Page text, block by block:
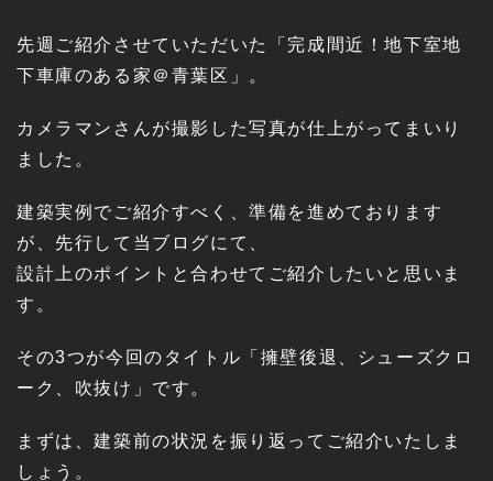
先週ご紹介させていただいた「完成間近！地下室地
下車庫のある家＠青葉区」。
カメラマンさんが撮影した写真が仕上がってまいり
ました。
建築実例でご紹介すべく、準備を進めております
が、先行して当ブログにて、
設計上のポイントと合わせてご紹介したいと思いま
す。
その3つが今回のタイトル「擁壁後退、シューズクロ
ーク、吹抜け」です。
まずは、建築前の状況を振り返ってご紹介いたしま
しょう。